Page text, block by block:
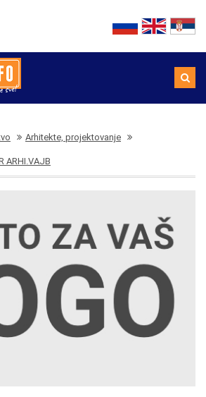
Arhitekte, projektovanje
ARHI.VAJB